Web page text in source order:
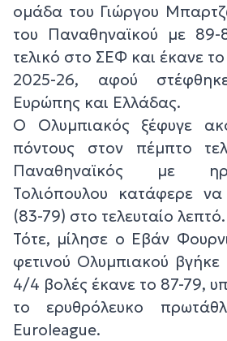
ομάδα του Γιώργου
του Παναθηναϊκού με
τελικό στο ΣΕΦ και έκανε
2025-26, αφού
Ευρώπης και Ελλάδας.
Ο Ολυμπιακός ξέφυγε
πόντους στον πέμπτο
Παναθηναϊκός με
Τολιόπουλου κατάφερε
(83-79) στο τελευταίο λεπτό.
Τότε, μίλησε ο Εβάν
φετινού Ολυμπιακού
4/4 βολές έκανε το 87-79,
το ερυθρόλευκο
Euroleague.